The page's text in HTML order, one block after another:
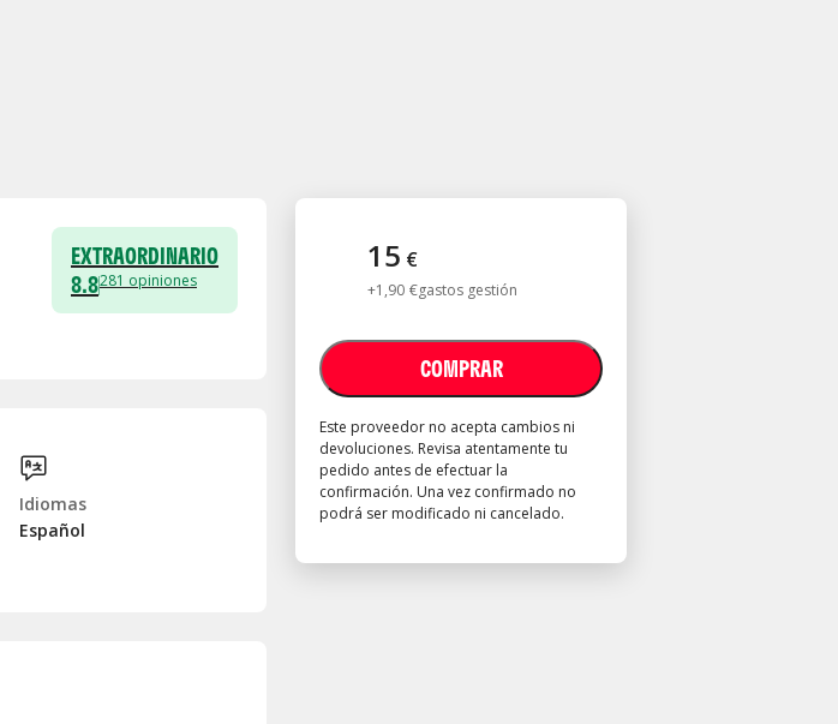
15 €
+1 ,90 €gastos gestión
COMPRAR
Este proveedor no acepta cambios ni
devoluciones. Revisa atentamente tu
pedido antes de efectuar la
confirmación. Una vez confirmado no
podrá ser modificado ni cancelado.
EXTRAORDINARIO
8.8281 opiniones
Idiomas
Español